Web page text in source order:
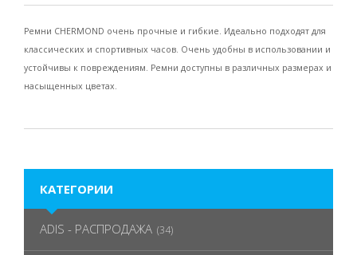
Ремни CHERMOND очень прочные и гибкие. Идеально подходят для
классических и спортивных часов. Очень удобны в использовании и
устойчивы к повреждениям. Ремни доступны в различных размерах и
насыщенных цветах.
КАТЕГОРИИ
ADIS - РАСПРОДАЖА (34)